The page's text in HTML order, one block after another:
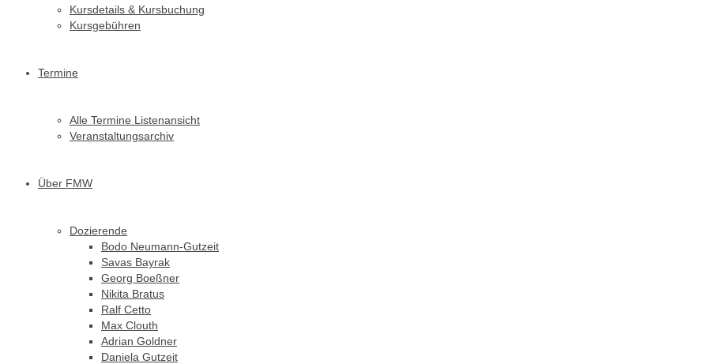
Kursdetails & Kursbuchung
Kursgebühren
Termine
Alle Termine Listenansicht
Veranstaltungsarchiv
Über FMW
Dozierende
Bodo Neumann-Gutzeit
Savas Bayrak
Georg Boeßner
Nikita Bratus
Ralf Cetto
Max Clouth
Adrian Goldner
Daniela Gutzeit